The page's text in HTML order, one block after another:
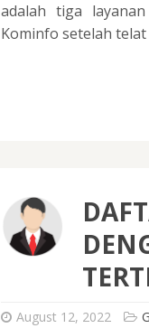
adalah tiga
Kominfo setelah
August 12, 2022